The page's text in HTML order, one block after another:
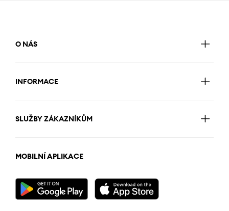
O NÁS
INFORMACE
SLUŽBY ZÁKAZNÍKŮM
MOBILNÍ APLIKACE